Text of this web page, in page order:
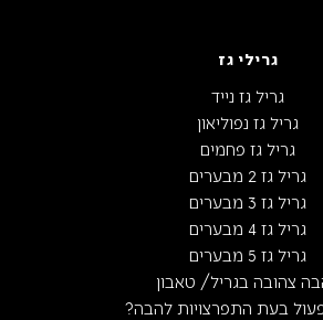
גרילי גז
גריל גז נייד
גריל גז נפוליאון
גריל גז פחמים
גריל גז 2 מבערים
גריל גז 3 מבערים
גריל גז 4 מבערים
גריל גז 5 מבערים
צהובה בגריל/ טאבון
בעת התפרצויות להבה?